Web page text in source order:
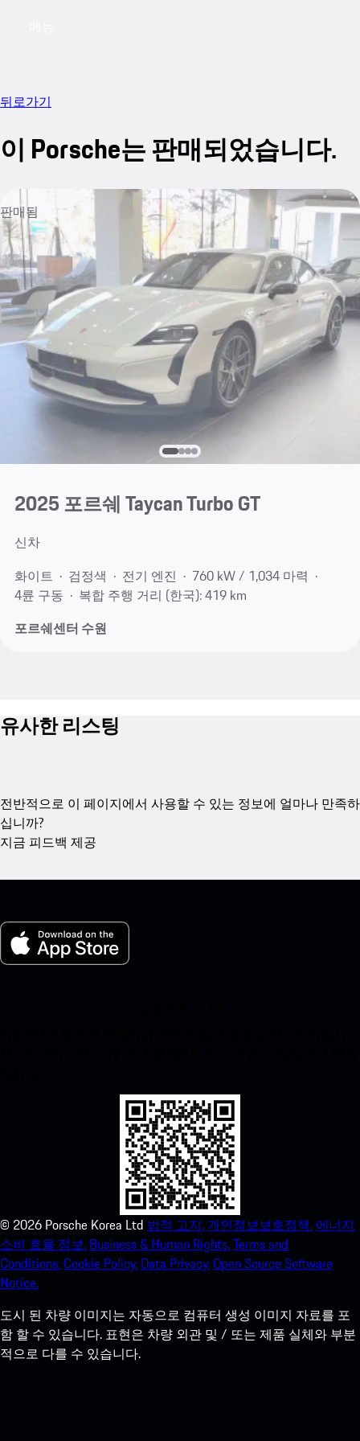
뒤로가기
이 Porsche는 판매되었습니다.
판매됨
2025 포르쉐 Taycan Turbo GT
신차
화이트
검정색 전기 엔진
760 kW / 1,034 마력
4륜 구동
복합 주행 거리 (한국): 419 km
포르쉐센터 수원
유사한 리스팅
전반적으로 이 페이지에서 사용할 수 있는 정보에 얼마나 만족하
십니까?
지금 피드백 제공
© 2026 Porsche Korea Ltd 법적 고지. 개인정보보호정책. 에너지
소비 효율 정보. Business & Human Rights.Terms and
Conditions.Cookie Policy. Data Privacy.Open Source Software
Notice.
도시 된 차량 이미지는 자동으로 컴퓨터 생성 이미지 자료를 포
함 할 수 있습니다. 표현은 차량 외관 및 / 또는 제품 실체와 부분
적으로 다를 수 있습니다.